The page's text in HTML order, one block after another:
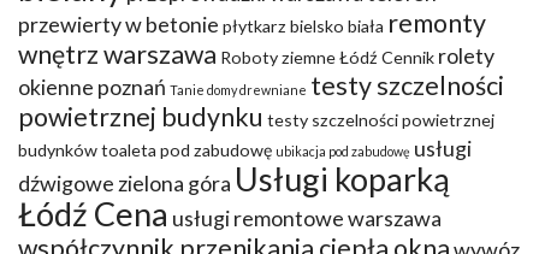
przewierty w betonie płytkarz bielsko biała remonty
wnętrz warszawa Roboty ziemne Łódź Cennik rolety
okienne poznań Tanie domy drewniane testy szczelności
powietrznej budynku testy szczelności powietrznej
budynkówtoaleta pod zabudowę ubikacja pod zabudowę usługi
dźwigowe zielona góra Usługi koparką
Łódź Cena usługi remontowe warszawa